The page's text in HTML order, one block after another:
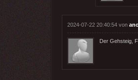
2024-07-22 20:40:54 von
Der Gehsteig,